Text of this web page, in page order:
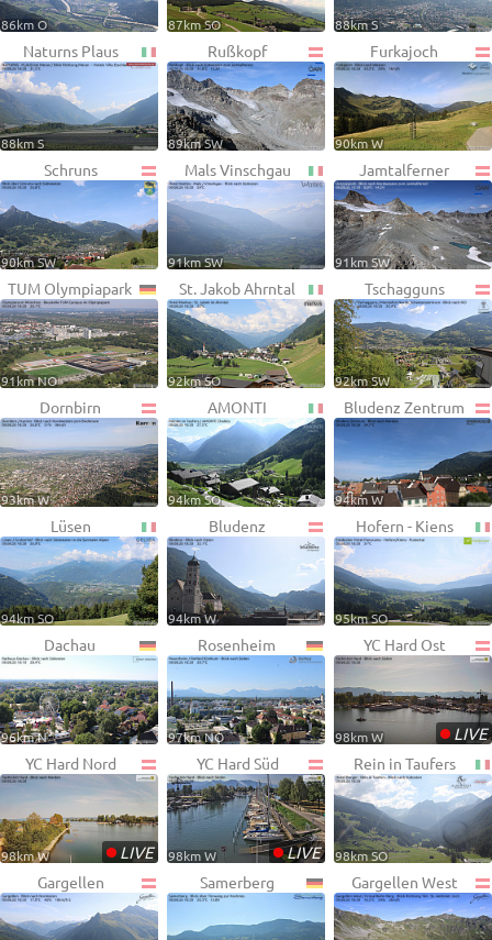
86km O 87km SO 88km S
Naturns Plaus
88km S
Rußkopf
89km SW
Furkajoch
90km W
Schruns
90km SW
Mals Vinschgau
91km SW
Jamtalferner
91km SW
TUM Olympiapark
91km NO
St. Jakob Ahrntal
92km SO
Tschagguns
92km SW
Dornbirn
93km W
AMONTI
94km SO
Bludenz Zentrum
94km W
Lüsen
94km SO
Bludenz
94km W
Hofern - Kiens
95km SO
Dachau
96km N
Rosenheim
97km NO
YC Hard Ost
•LIVE
98km W
YC Hard Nord
•LIVE
98km W
YC Hard Süd
•LIVE
98km W
Rein in Taufers
98km SO
Gargellen Samerberg Gargellen West